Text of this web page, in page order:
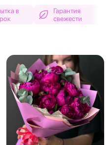
в
Гарантия
свежести